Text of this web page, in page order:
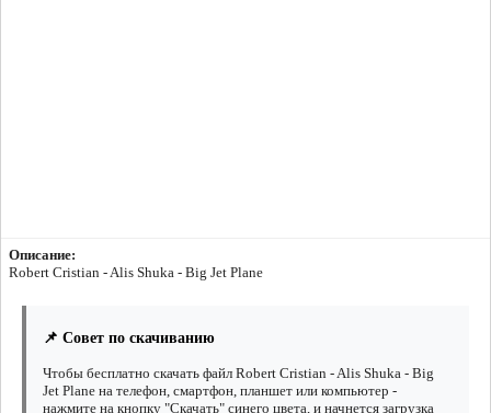
Описание:
Robert Cristian - Alis Shuka - Big Jet Plane
📌 Совет по скачиванию
Чтобы бесплатно скачать файл Robert Cristian - Alis Shuka - Big
Jet Plane на телефон, смартфон, планшет или компьютер -
нажмите на кнопку "Скачать" синего цвета, и начнется загрузка